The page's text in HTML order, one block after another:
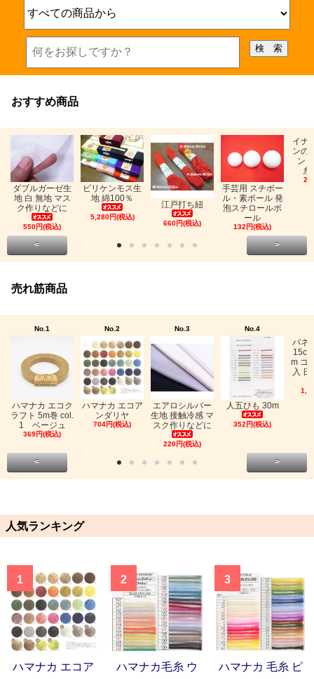
おすすめ商品
ダブルガーゼ生
地 白 無地 マス
ク作りなどに
550円(税込)
ビリケンモス生
地 綿100％
5,280円(税込)
江戸打ち紐
660円(税込)
手芸用 スチボー
ル・素ボール 発
泡スチロールボ
ール
132円(税込)
イナ
ンの
ン
糸
< >
売れ筋商品
No.1
ハマナカ エコク
ラフト 5m巻 col.
1 ベージュ
369円(税込)
No.2
ハマナカ エコア
ンダリヤ
704円(税込)
No.3
エアロシルバー
生地 接触冷感 マ
スク作りなどに
220円(税込)
No.4
人五ひも 30m
352円(税込)
バネ
m ゴ
入
< >
人気ランキング
1
ハマナカ エコア
2
ハマナカ毛糸 ウ
3
ハマナカ 毛糸 ピ